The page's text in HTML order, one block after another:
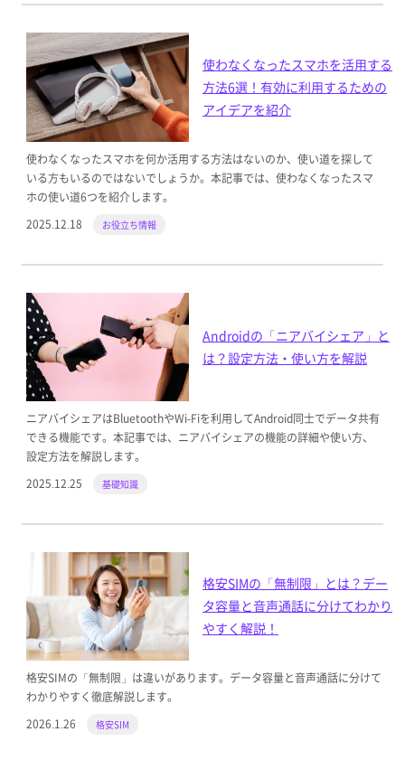
使わなくなったスマホを活用する
方法6選！有効に利用するための
アイデアを紹介
使わなくなったスマホを何か活用する方法はないのか、使い道を探して
いる方もいるのではないでしょうか。本記事では、使わなくなったスマ
ホの使い道6つを紹介します。
2025.12.18
お役立ち情報
Androidの「ニアバイシェア」と
は？設定方法・使い方を解説
ニアバイシェアはBluetoothやWi-Fiを利用してAndroid同士でデータ共有
できる機能です。本記事では、ニアバイシェアの機能の詳細や使い方、
設定方法を解説します。
2025.12.25
基礎知識
格安SIMの「無制限」とは？デー
タ容量と音声通話に分けてわかり
やすく解説！
格安SIMの「無制限」は違いがあります。データ容量と音声通話に分けて
わかりやすく徹底解説します。
2026.1.26
格安SIM